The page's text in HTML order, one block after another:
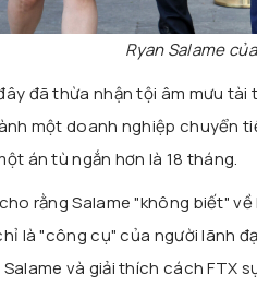
Ryan Salame
đã thừa nhận tội âm mưu tài
một doanh nghiệp chuyển
án tù ngắn hơn là 18 tháng.
rằng Salame "không biết"
là "công cụ" của người lãnh
và giải thích cách FTX